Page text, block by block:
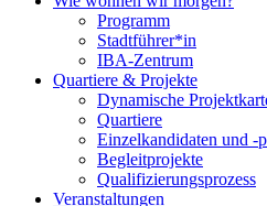
Programm
Stadtführer*in
IBA-Zentrum
Quartiere & Projekte
Dynamische
Quartiere
Einzelkandidaten und -
Begleitprojekte
Qualifizierungsprozess
Veranstaltungen